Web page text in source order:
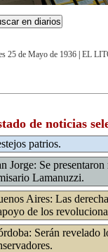
25 de Mayo de 1936 EL
de noticias
patrios.
Jorge: Se
Lamanuzzi.
Aires: Las
de los
Serán revelado